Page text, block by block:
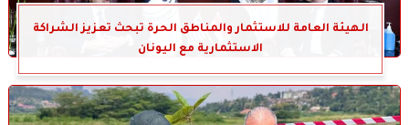
الهيئة العامة للاستثمار والمناطق الحرة تبحث تعزيز الشراكة
الاستثمارية مع اليونان